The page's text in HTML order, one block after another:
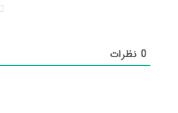
0نظرات